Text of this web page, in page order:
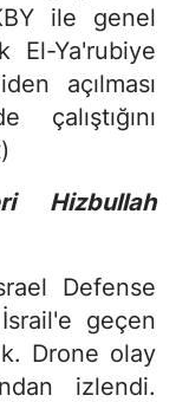
ile genel
El-Ya'rubiye
açılması
Hizbullah
Defense
geçen
Drone olay
izlendi.